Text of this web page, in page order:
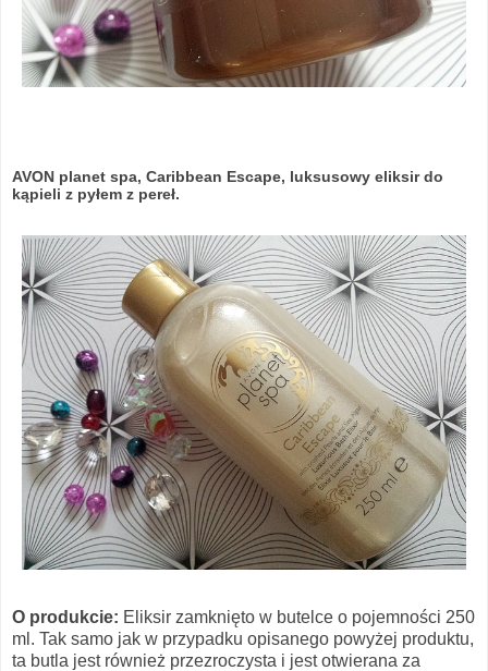
AVON planet spa, Caribbean Escape, luksusowy eliksir do
kąpieli z pyłem z pereł.
O produkcie: Eliksir zamknięto w butelce o pojemności 250
ml. Tak samo jak w przypadku opisanego powyżej produktu,
ta butla jest również przezroczysta i jest otwierana za